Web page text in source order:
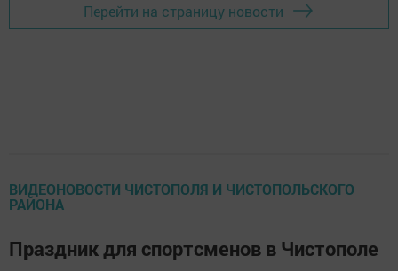
Перейти на страницу новости
ВИДЕОНОВОСТИ ЧИСТОПОЛЯ И ЧИСТОПОЛЬСКОГО
РАЙОНА
Праздник для спортсменов в Чистополе